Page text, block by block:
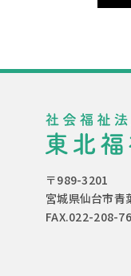
〒989-3201
宮城県仙台市青
FAX.022-208-